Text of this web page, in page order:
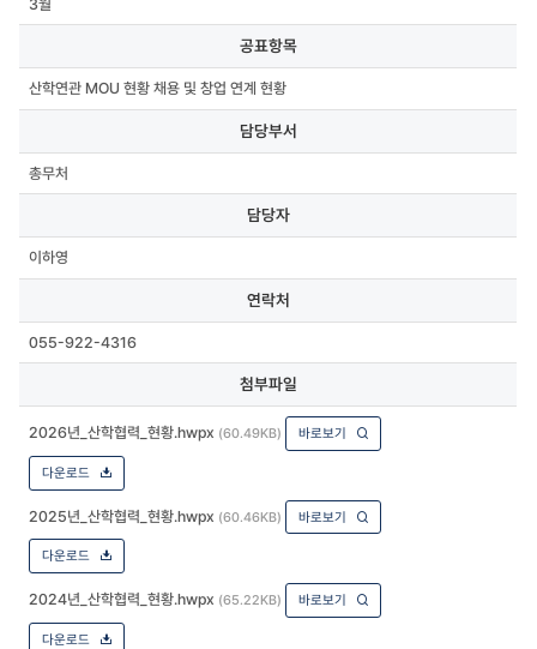
3월
공표항목
산학연관 MOU 현황 채용 및 창업 연계 현황
담당부서
총무처
담당자
이하영
연락처
055-922-4316
첨부파일
2026년_산학협력_현황.hwpx (60.49KB) 바로보기
다운로드
2025년_산학협력_현황.hwpx (60.46KB) 바로보기
다운로드
2024년_산학협력_현황.hwpx (65.22KB) 바로보기
다운로드